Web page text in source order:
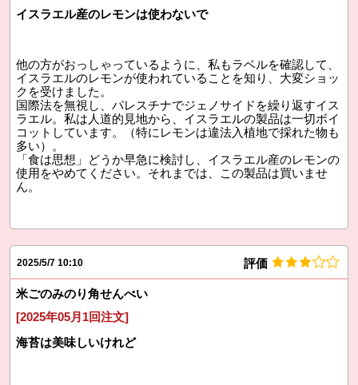
イスラエル産のレモンは使わないで
他の方がおっしゃっているように、私もラベルを確認して、
イスラエルのレモンが使われていることを知り、大変ショッ
クを受けました。
国際法を無視し、パレスチナでジェノサイドを繰り返すイス
ラエル。私は人道的見地から、イスラエルの製品は一切ボイ
コットしています。（特にレモンは違法入植地で採れた物も
多い）。
「食は思想」どうか早急に検討し、イスラエル産のレモンの
使用をやめてください。それまでは、この製品は買いませ
ん。
2025/5/7 10:10 評価
米ごのみのり角せんべい
[2025年05月1回注文]
海苔は美味しいけれど